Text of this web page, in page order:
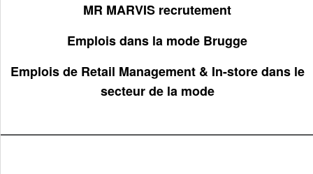
MR MARVIS recrutement
Emplois dans la mode Brugge
Emplois de Retail Management & In-store dans le
secteur de la mode